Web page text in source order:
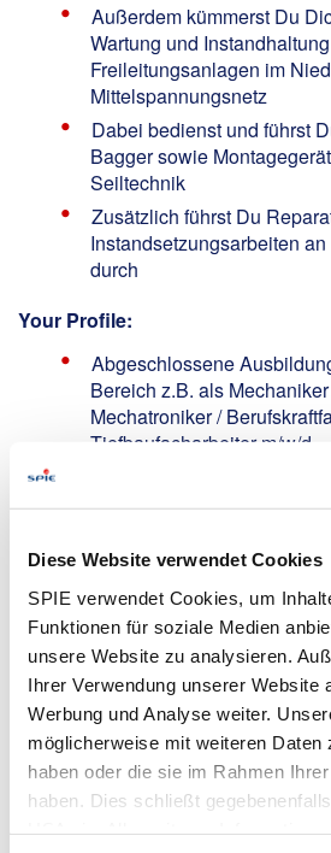
Diese Website verwendet Cookies
SPIE verwendet Cookies, um
Funktionen für soziale Medien
unsere Website zu analysieren.
Ihrer Verwendung unserer
Werbung und Analyse weiter.
möglicherweise mit weiteren
haben oder die sie im Rahmen
haben. Dies schließt
Außerdem kümmerst Du
Wartung und
Freileitungsanlagen im
Mittelspannungsnetz
Dabei bedienst und führst
Bagger sowie
Seiltechnik
Zusätzlich führst Du
Instandsetzungsarbeiten
durch
Your Profile:
Abgeschlossene
Bereich z.B. als
Mechatroniker /
Tiefbaufacharbeiter m/w/d
wünschenswert wären
Eigenverantwortlicher,
Arbeitsstil sowie
Kommunikations- und
We Offer:
Attraktives Gehaltnach IG
Zusatzleistungen wie
30 Tage Urlaubinkl.
Betriebliche
EUR